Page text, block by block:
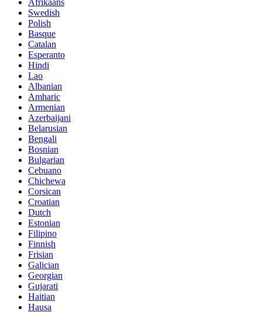
Afrikaans
Swedish
Polish
Basque
Catalan
Esperanto
Hindi
Lao
Albanian
Amharic
Armenian
Azerbaijani
Belarusian
Bengali
Bosnian
Bulgarian
Cebuano
Chichewa
Corsican
Croatian
Dutch
Estonian
Filipino
Finnish
Frisian
Galician
Georgian
Gujarati
Haitian
Hausa